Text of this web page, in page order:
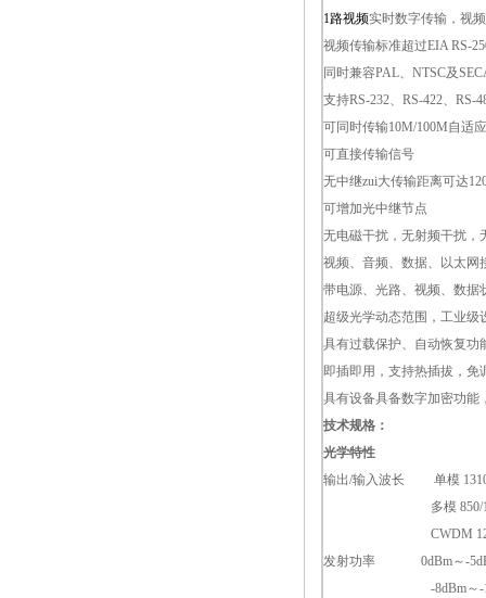
1路视频实时数字传输，视
视频传输标准超过EIA RS-
同时兼容PAL、NTSC及
支持RS-232、RS-422、RS-
可同时传输10M/100M自适
可直接传输信号
无中继zui大传输距离可达
可增加光中继节点
无电磁干扰，无射频干扰，
视频、音频、数据、以太网
带电源、光路、视频、数据
超级光学动态范围，工业级
具有过载保护、自动恢复功
即插即用，支持热插拔，免
具有设备具备数字加密功能
技术规格：
光学特性
输出/输入波长 单模
多模 850/
CWDM
发射功率 0dBm～-
-8dBm～-